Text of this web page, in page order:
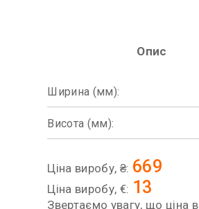
Опис
Ширина (мм):
Висота (мм):
Ціна виробу, ₴: 669
Ціна виробу, €: 13
Звертаємо увагу, що ціна